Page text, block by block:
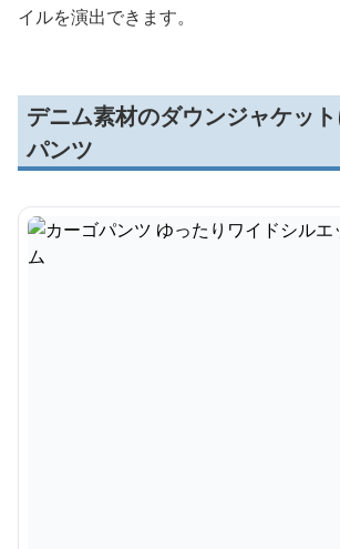
イルを演出できます。
デニム素材のダウンジャケッ
パンツ